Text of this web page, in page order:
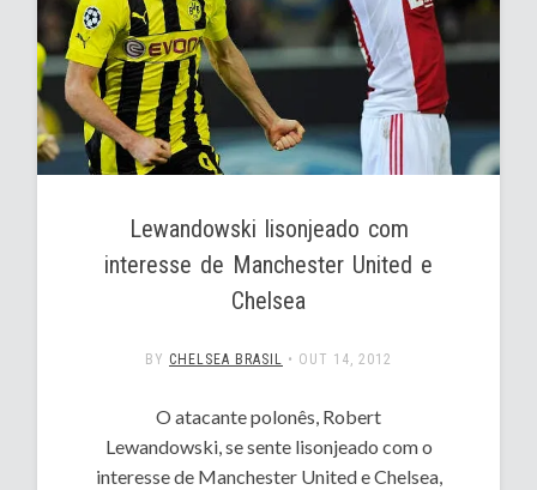
Lewandowski lisonjeado com
interesse de Manchester United e
Chelsea
BY CHELSEA BRASIL • OUT 14, 2012
O atacante polonês, Robert
Lewandowski, se sente lisonjeado com o
interesse de Manchester United e Chelsea,